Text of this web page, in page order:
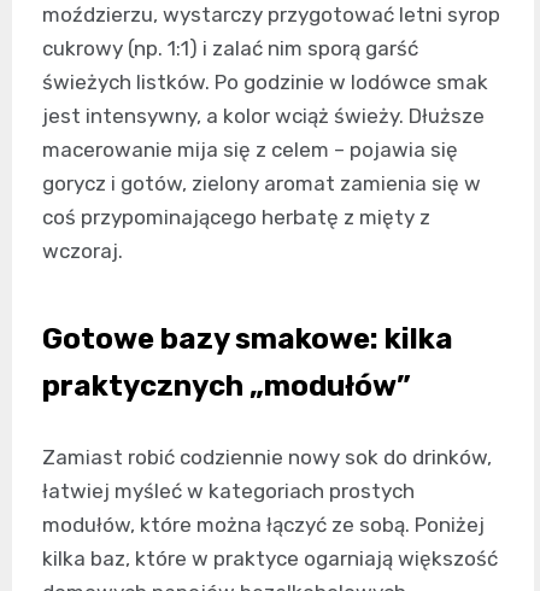
moździerzu, wystarczy przygotować letni syrop
cukrowy (np. 1:1) i zalać nim sporą garść
świeżych listków. Po godzinie w lodówce smak
jest intensywny, a kolor wciąż świeży. Dłuższe
macerowanie mija się z celem – pojawia się
gorycz i gotów, zielony aromat zamienia się w
coś przypominającego herbatę z mięty z
wczoraj.
Gotowe bazy smakowe: kilka
praktycznych „modułów”
Zamiast robić codziennie nowy sok do drinków,
łatwiej myśleć w kategoriach prostych
modułów, które można łączyć ze sobą. Poniżej
kilka baz, które w praktyce ogarniają większość